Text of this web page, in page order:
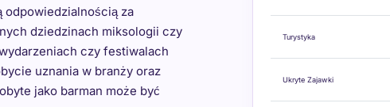
odpowiedzialnością za
dziedzinach miksologii czy
czy festiwalach
uznania w branży oraz
jako barman może być
Turystyka
Ukryte Zajawki